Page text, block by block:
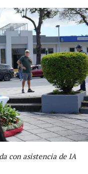
con asistencia de IA